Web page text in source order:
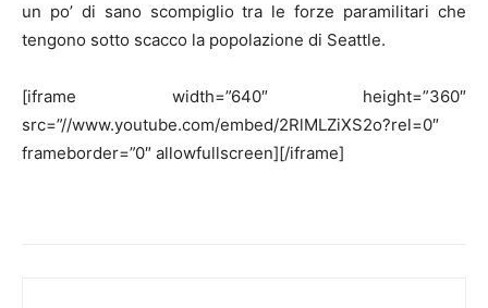
un po’ di sano scompiglio tra le forze paramilitari che
tengono sotto scacco la popolazione di Seattle.
[iframe width=”640″ height=”360″
src=”//www.youtube.com/embed/2RlMLZiXS2o?rel=0″
frameborder=”0″ allowfullscreen][/iframe]